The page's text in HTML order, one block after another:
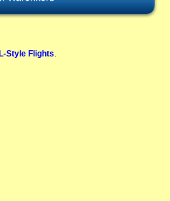
L-Style Flights.